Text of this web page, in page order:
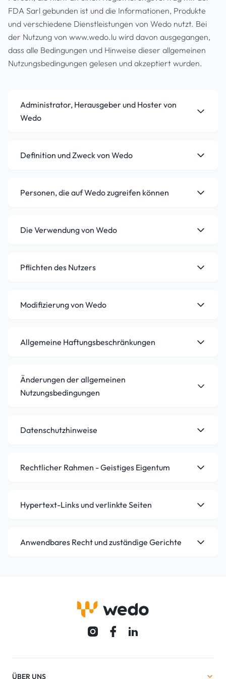
FDA Sarl gebunden ist und die Informationen, Produkte
und verschiedene Dienstleistungen von Wedo nutzt. Bei
der Nutzung von www.wedo.lu wird davon ausgegangen,
dass alle Bedingungen und Hinweise dieser allgemeinen
Nutzungsbedingungen gelesen und akzeptiert wurden.
Administrator, Herausgeber und Hoster von
Wedo
Definition und Zweck von Wedo
Personen, die auf Wedo zugreifen können
Die Verwendung von Wedo
Pflichten des Nutzers
Modifizierung von Wedo
Allgemeine Haftungsbeschränkungen
Änderungen der allgemeinen
Nutzungsbedingungen
Datenschutzhinweise
Rechtlicher Rahmen - Geistiges Eigentum
Hypertext-Links und verlinkte Seiten
Anwendbares Recht und zuständige Gerichte
ÜBER UNS